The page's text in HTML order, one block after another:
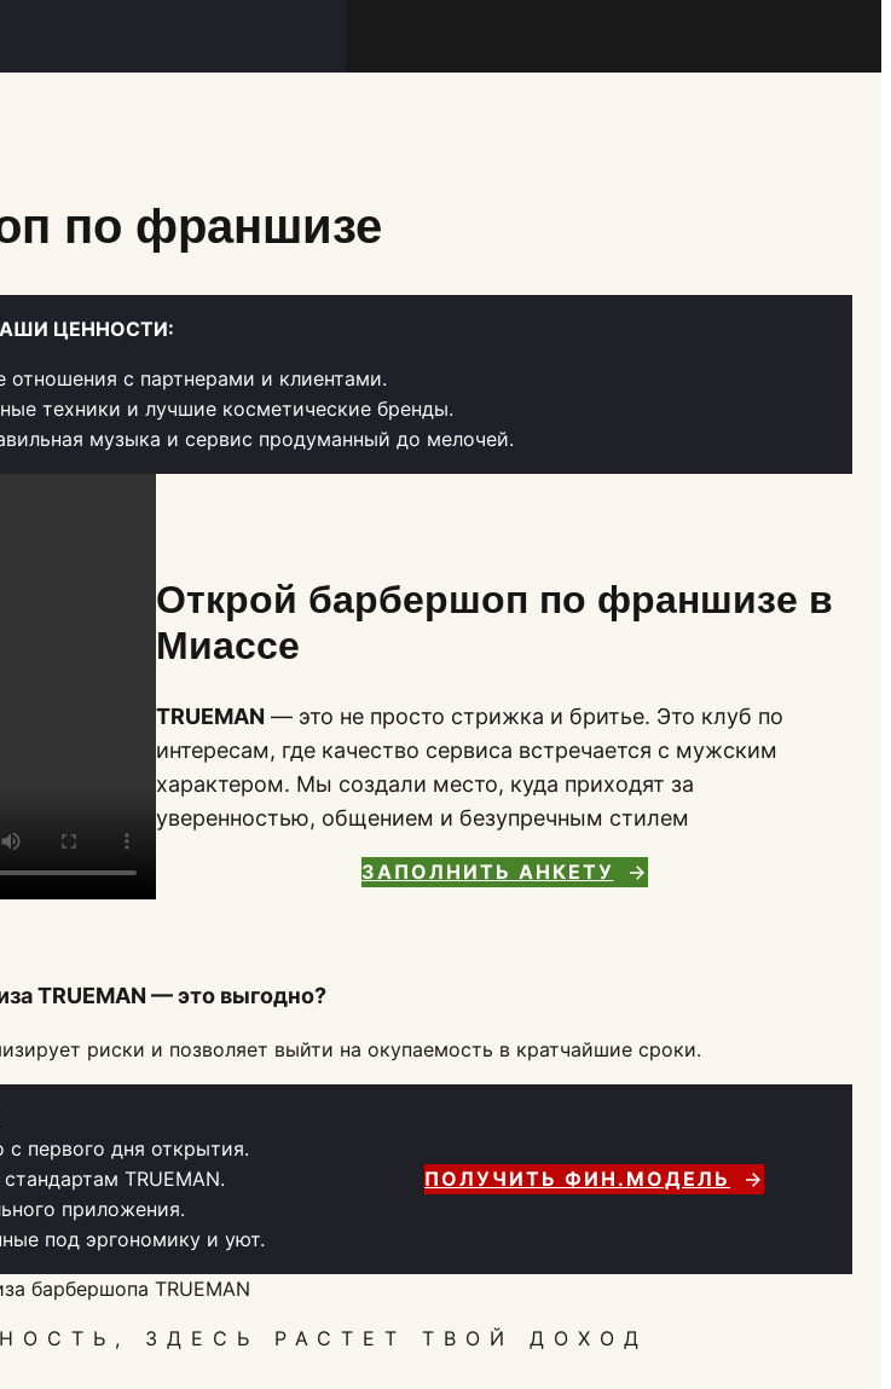
по франшизе
ЦЕННОСТИ:
отношения с партнерами и клиентами.
техники и лучшие косметические бренды.
музыка и сервис продуманный до мелочей.
Открой барбершоп по франшизе в
Миассе
TRUEMAN — это не просто стрижка и бритье. Это клуб по
интересам, где качество сервиса встречается с мужским
характером. Мы создали место, куда приходят за
уверенностью, общением и безупречным стилем
ЗАПОЛНИТЬ АНКЕТУ
TRUEMAN — это выгодно?
риски и позволяет выйти на окупаемость в кратчайшие сроки.
первого дня открытия.
TRUEMAN.
приложения.
под эргономику и уют.
ПОЛУЧИТЬ ФИН.МОДЕЛЬ
ЗДЕСЬ РАСТЕТ ТВОЙ ДОХОД